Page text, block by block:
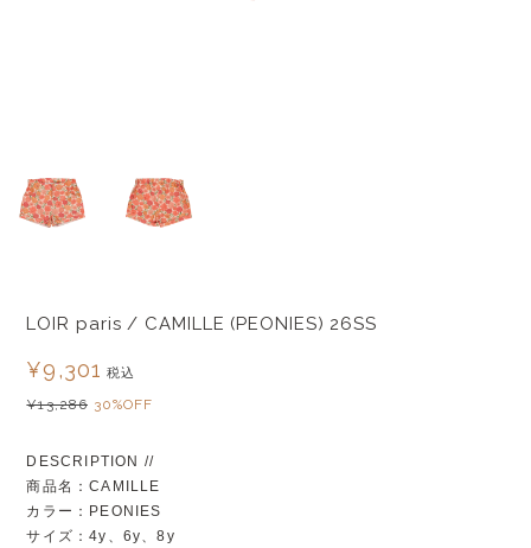
LOIR paris / CAMILLE (PEONIES) 26SS
¥9,301 税込
¥13,286 30%OFF
DESCRIPTION //
商品名：CAMILLE
カラー：PEONIES
サイズ：4y、6y、8y